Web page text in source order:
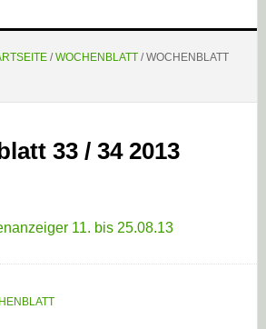
/ WOCHENBLATT /WOCHENBLATT
33 / 34 2013
11. bis 25.08.13